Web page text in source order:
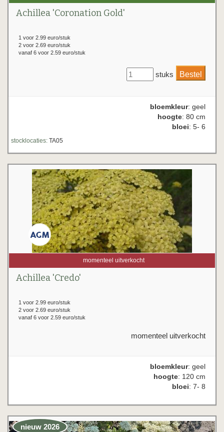
Achillea 'Coronation Gold'
1 voor 2.99 euro/stuk
2 voor 2.69 euro/stuk
vanaf 6 voor 2.59 euro/stuk
stuks
bloemkleur: geel
hoogte: 80 cm
bloei: 5- 6
stocklocaties: TA05
momenteel uitverkocht
Achillea 'Credo'
1 voor 2.99 euro/stuk
2 voor 2.69 euro/stuk
vanaf 6 voor 2.59 euro/stuk
momenteel uitverkocht
bloemkleur: geel
hoogte: 120 cm
bloei: 7- 8
nieuw 2026